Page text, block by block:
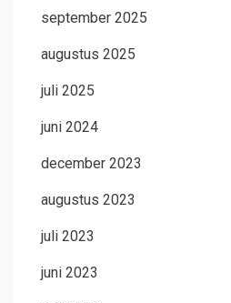
september 2025
augustus 2025
juli 2025
juni 2024
december 2023
augustus 2023
juli 2023
juni 2023